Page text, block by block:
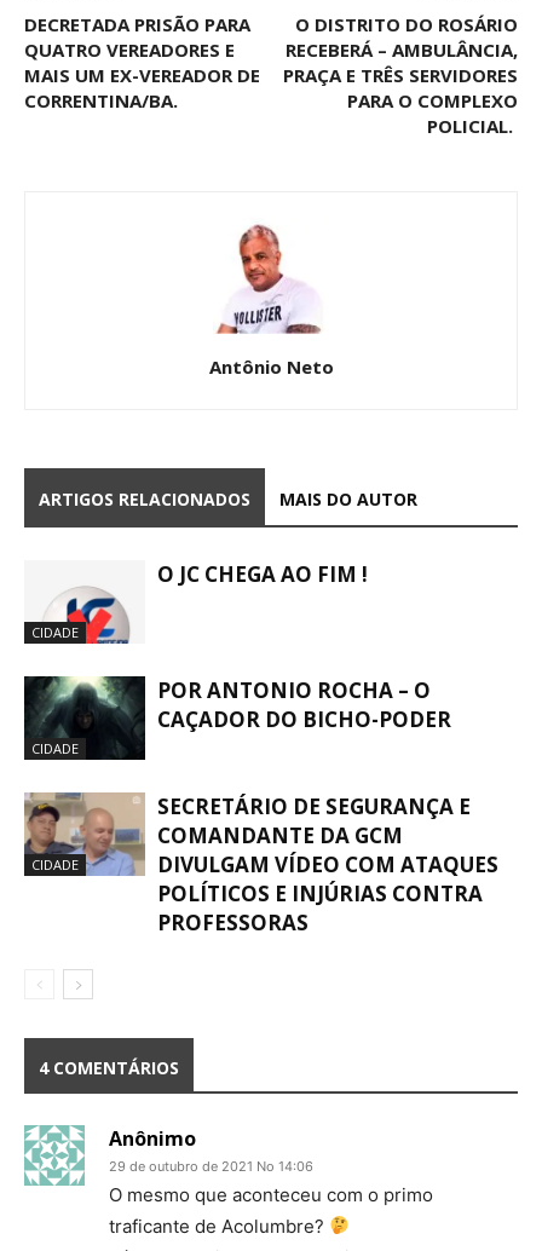
DECRETADA PRISÃO PARA
QUATRO VEREADORES E
MAIS UM EX-VEREADOR DE
CORRENTINA/BA.
O DISTRITO DO ROSÁRIO
RECEBERÁ – AMBULÂNCIA,
PRAÇA E TRÊS SERVIDORES
PARA O COMPLEXO
POLICIAL.
Antônio Neto
ARTIGOS RELACIONADOS MAIS DO AUTOR
CIDADE
O JC CHEGA AO FIM !
CIDADE
POR ANTONIO ROCHA – O
CAÇADOR DO BICHO-PODER
CIDADE
SECRETÁRIO DE SEGURANÇA E
COMANDANTE DA GCM
DIVULGAM VÍDEO COM ATAQUES
POLÍTICOS E INJÚRIAS CONTRA
PROFESSORAS
4 COMENTÁRIOS
Anônimo
29 de outubro de 2021 No 14:06
O mesmo que aconteceu com o primo
traficante de Acolumbre?